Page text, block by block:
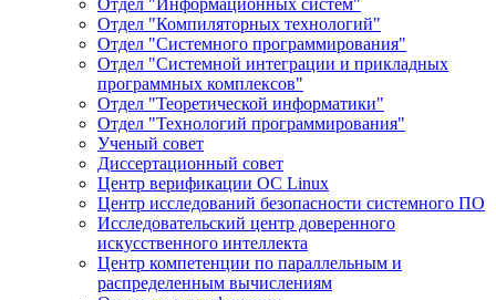
Отдел "Информационных систем"
Отдел "Компиляторных технологий"
Отдел "Системного программирования"
Отдел "Системной интеграции и прикладных
программных комплексов"
Отдел "Теоретической информатики"
Отдел "Технологий программирования"
Ученый совет
Диссертационный совет
Центр верификации ОС Linux
Центр исследований безопасности системного ПО
Исследовательский центр доверенного
искусственного интеллекта
Центр компетенции по параллельным и
распределенным вычислениям